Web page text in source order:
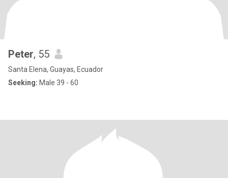
Peter, 55
Santa Elena, Guayas, Ecuador
Seeking: Male 39 - 60